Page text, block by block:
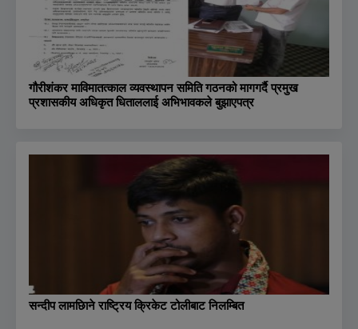
गौरीशंकर माविमातत्काल व्यवस्थापन समिति गठनको मागगर्दै प्रमुख
प्रशासकीय अधिकृत धिताललाई अभिभावकले बुझाएपत्र
सन्दीप लामछिाने राष्ट्रिय क्रिकेट टोलीबाट निलम्बित